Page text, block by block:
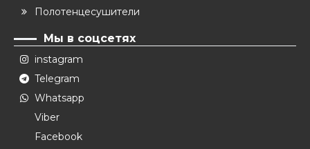
Полотенцесушители
Мы в соцсетях
instagram
Telegram
Whatsapp
Viber
Facebook